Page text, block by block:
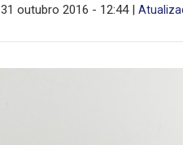
31 outubro 2016 - 12:44 |